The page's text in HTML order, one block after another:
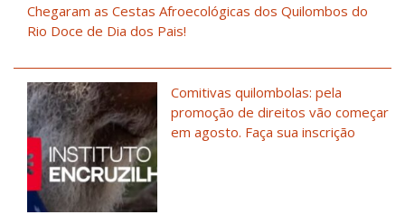
Chegaram as Cestas Afroecológicas dos Quilombos do
Rio Doce de Dia dos Pais!
Comitivas quilombolas: pela
promoção de direitos vão começar
em agosto. Faça sua inscrição